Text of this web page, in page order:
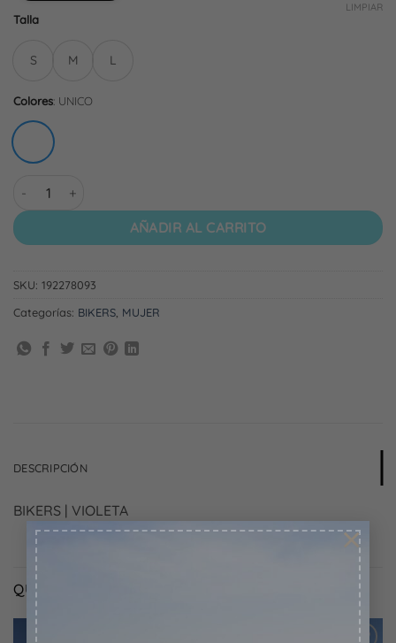
×
Talla
S M L
Colores: UNICO
LIMPIAR
AÑADIR AL CARRITO
SKU: 192278093
Categorías: BIKERS MUJER
DESCRIPCIÓN
BIKERS | VIOLETA
QUIZÁS TE GUSTE TAMBIÉN...